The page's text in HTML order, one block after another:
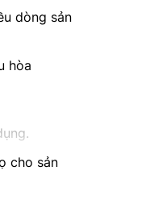
dòng sản
hòa
cho sản